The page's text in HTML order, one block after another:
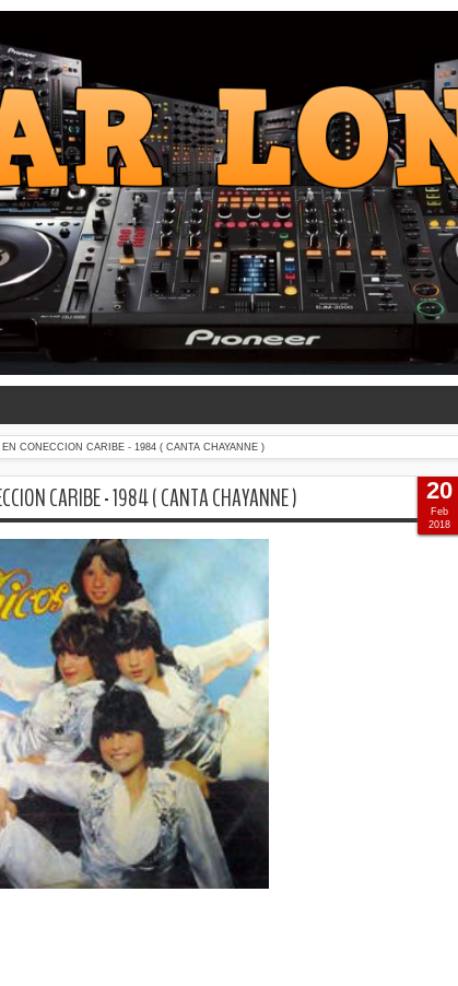
CONECCION CARIBE - 1984 ( CANTA CHAYANNE )
CARIBE - 1984 ( CANTA CHAYANNE ) 20
Feb
2018